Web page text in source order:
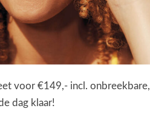
voor €149,- incl. onbreekbare,
dag klaar!